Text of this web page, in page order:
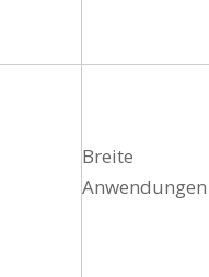
Breite
Anwendungen